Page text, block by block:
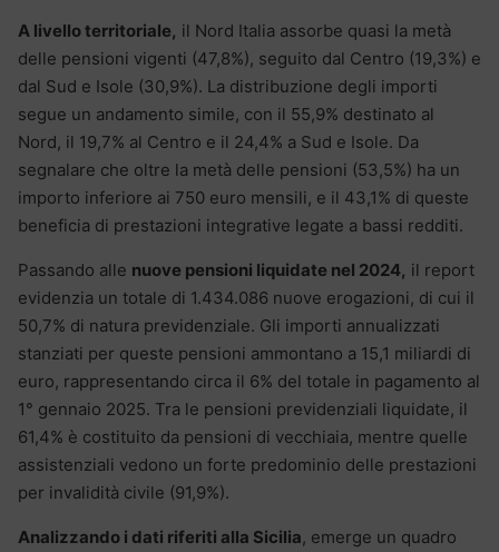
A livello territoriale, il Nord Italia assorbe quasi la metà
delle pensioni vigenti (47,8%), seguito dal Centro (19,3%) e
dal Sud e Isole (30,9%). La distribuzione degli importi
segue un andamento simile, con il 55,9% destinato al
Nord, il 19,7% al Centro e il 24,4% a Sud e Isole. Da
segnalare che oltre la metà delle pensioni (53,5%) ha un
importo inferiore ai 750 euro mensili, e il 43,1% di queste
beneficia di prestazioni integrative legate a bassi redditi.
Passando alle nuove pensioni liquidate nel 2024, il report
evidenzia un totale di 1.434.086 nuove erogazioni, di cui il
50,7% di natura previdenziale. Gli importi annualizzati
stanziati per queste pensioni ammontano a 15,1 miliardi di
euro, rappresentando circa il 6% del totale in pagamento al
1° gennaio 2025. Tra le pensioni previdenziali liquidate, il
61,4% è costituito da pensioni di vecchiaia, mentre quelle
assistenziali vedono un forte predominio delle prestazioni
per invalidità civile (91,9%).
Analizzando i dati riferiti alla Sicilia, emerge un quadro